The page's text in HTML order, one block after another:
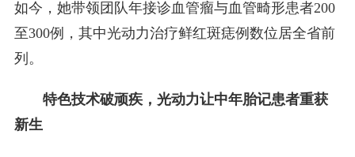
如今，她带领团队年接诊血管瘤与血管畸形患者200
至300例，其中光动力治疗鲜红斑痣例数位居全省前
列。
特色技术破顽疾，光动力让中年胎记患者重获
新生